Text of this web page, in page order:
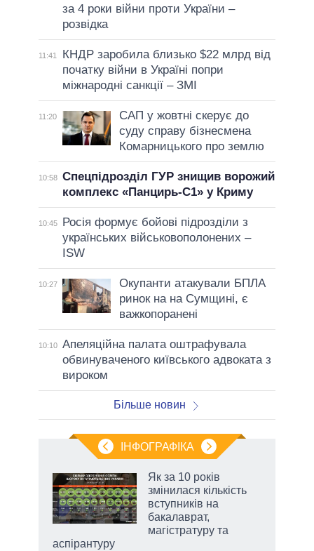
за 4 роки війни проти України –
розвідка
11:41
КНДР заробила близько $22 млрд від
початку війни в Україні попри
міжнародні санкції – ЗМІ
11:20
САП у жовтні скерує до
суду справу бізнесмена
Комарницького про землю
10:58 Спецпідрозділ ГУР знищив ворожий
комплекс «Панцирь-С1» у Криму
10:45
Росія формує бойові підрозділи з
українських військовополонених –
ISW
10:27
Окупанти атакували БПЛА
ринок на на Сумщині, є
важкопоранені
10:10 Апеляційна палата оштрафувала
обвинуваченого київського адвоката з
вироком
Більше новин
ІНФОГРАФІКА
Як за 10 років
змінилася кількість
вступників на
бакалаврат,
магістратуру та
аспірантуру